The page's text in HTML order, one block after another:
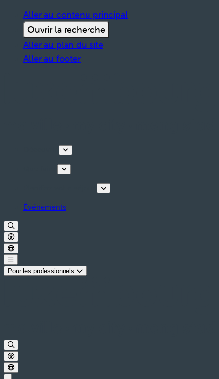
Aller au contenu principal
Ouvrir la recherche
Aller au plan du site
Aller au footer
Événements
Pour les professionnels